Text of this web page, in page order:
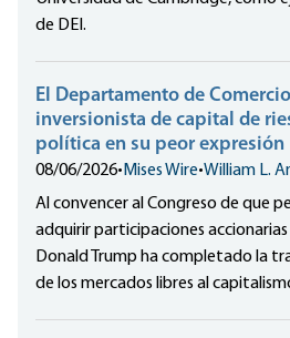
de DEI.
El Departamento de
inversionista de capital de
política en su peor expresión
08/06/2026• Mises Wire•William L.
Al convencer al Congreso de que
adquirir participaciones
Donald Trump ha completado la
de los mercados libres al